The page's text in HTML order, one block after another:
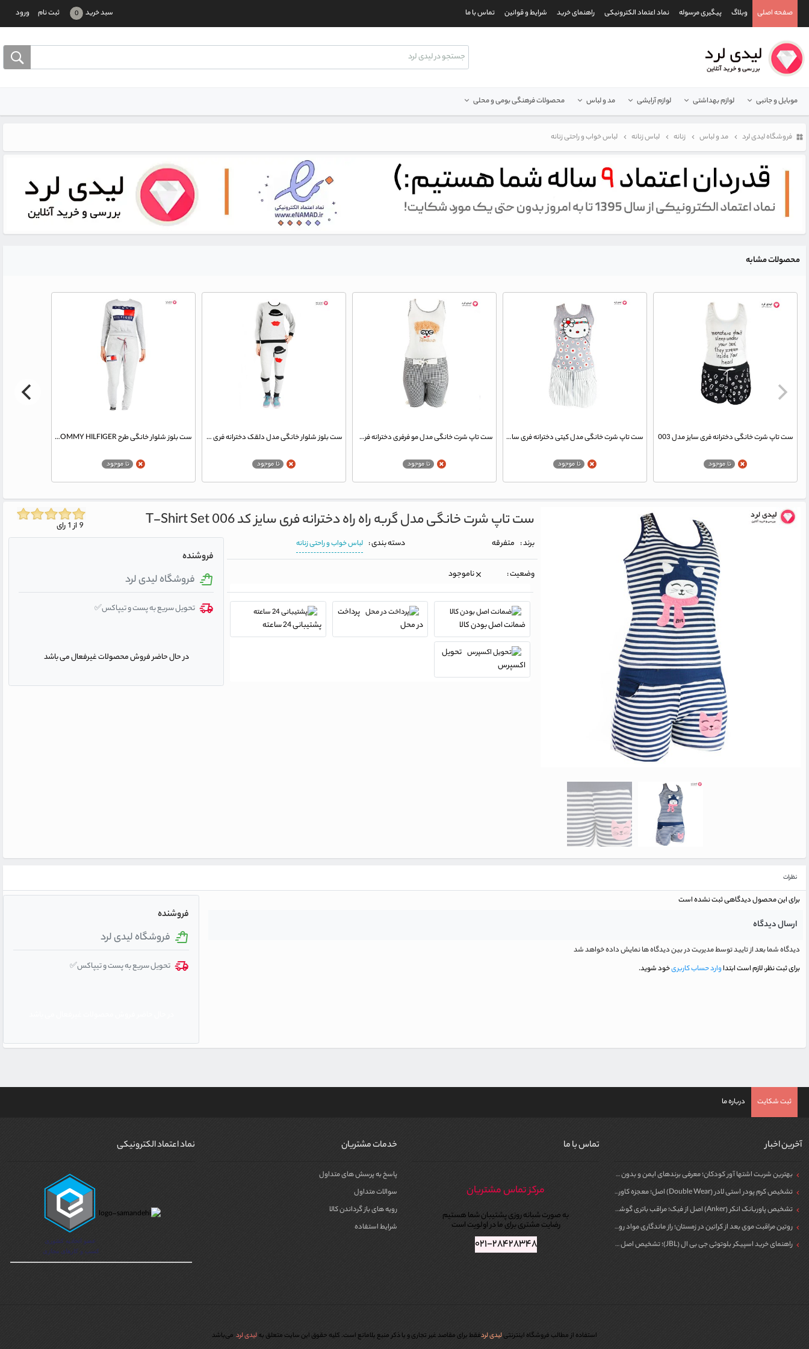
ورود ثبت نام سبد خرید 0 صفحه اصلی وبلاگ پیگیری مرسوله نماد اعتماد الکترونیکی راهنمای خرید شرایط و قوانین تماس با ما
موبایل و جانبی لوازم بهداشتی لوازم آرایشی مد و لباس محصولات فرهنگی بومی و محلی
فروشگاه لیدی لرد مد و لباس زنانه لباس زنانه لباس خواب و راحتی زنانه
محصولات مشابه
ست تاپ شرت خانگی دخترانه فری سایز مدل 003 ست تاپ شرت خانگی مدل کیتی دخترانه فری سایز کد 005 ست تاپ شرت خانگی مدل مو فرفری دخترانه فری سایز مدل 004 ست بلوز شلوار خانگی مدل دلقک دخترانه فری سایز کد 007 ست بلوز شلوار خانگی طرح TOMMY HILFIGER دخترانه فری سایز کد008
ست تاپ شرت خانگی مدل گربه راه راه دخترانه فری سایز کد 006 T-Shirt Set
برند : متفرقه دسته بندی : لباس خواب و راحتی زنانه
وضعیت : ناموجود
ضمانت اصل بودن کالا
پرداخت
در محل
پشتیبانی 24 ساعته
تحویل
اکسپرس
فروشنده
فروشگاه لیدی لرد
تحویل سریع به پست و تیپاکس✅
در حال حاضر فروش محصولات غیرفعال می باشد
نظرات
برای این محصول دیدگاهی ثبت نشده است
ارسال دیدگاه
دیدگاه شما بعد از تایید توسط مدیریت در بین دیدگاه ها نمایش داده خواهد شد
برای ثبت نظر، لازم است ابتداوارد حساب کاربریخود شوید.
فروشنده
فروشگاه لیدی لرد
تحویل سریع به پست و تیپاکس✅
ثبت شکایت درباره ما
آخرین اخبار
بهترین شربت اشتها آور کودکان؛ معرفی برندهای ایمن و بدون سیپروهپتادین
تشخیص کرم پودر استی لادر (Double Wear) اصل؛ معجزه کاور برای پوست
تشخیص پاوربانک انکر (Anker) اصل از فیک؛ مراقب باتری گوشی خود باشید!
روتین مراقبت موی بعد از کراتین در زمستان؛ راز ماندگاری مواد روی مو
راهنمای خرید اسپیکر بلوتوثی جی بی ال (JBL)؛ تشخیص اصل از فیک برای مهمونی
تماس با ما
مرکز تماس مشتریان
به صورت شبانه روزی پشتیبان شما هستیم
رضایت مشتری برای ما در اولویت است
۰۲۱-۲۸۴۲۸۳۴۸
خدمات مشتریان
پاسخ به پرسش های متداول
سوالات متداول
رویه های باز گرداندن کالا
شرایط استفاده
نماد اعتماد الکترونیکی
استفاده از مطالب فروشگاه اینترنتیلیدی لردفقط برای مقاصد غیر تجاری و با ذکر منبع بلامانع است. کليه حقوق اين سايت متعلق بهلیدی لرد می‌باشد